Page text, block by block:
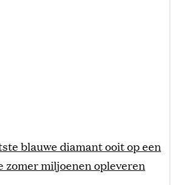
blauwe diamant ooit op een
zomer miljoenen opleveren